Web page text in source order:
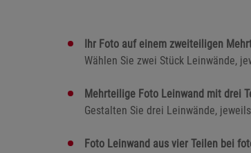
Ihr Foto auf einem zweiteiligen
Wählen Sie zwei Stück Leinwände,
Mehrteilige Foto Leinwand mit drei
Gestalten Sie drei Leinwände,
Foto Leinwand aus vier Teilen bei